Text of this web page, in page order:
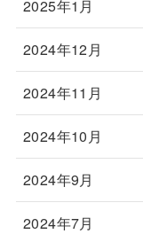
2025年1月
2024年12月
2024年11月
2024年10月
2024年9月
2024年7月